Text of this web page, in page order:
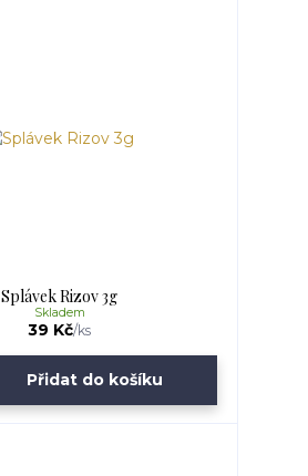
Splávek Rizov 3g
39 Kč/ks
Skladem
Přidat do košíku